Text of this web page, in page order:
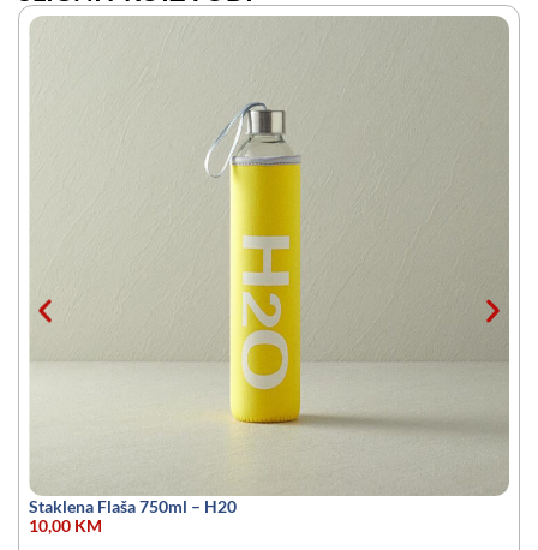
Staklena Flaša 750ml – H20
10,00 KM